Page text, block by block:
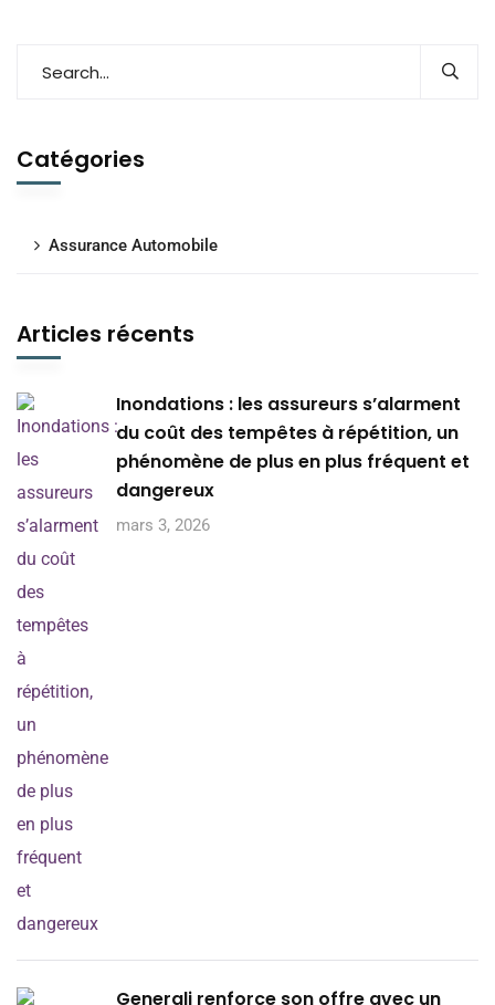
Catégories
Assurance Automobile
Articles récents
Inondations : les assureurs s’alarment
du coût des tempêtes à répétition, un
phénomène de plus en plus fréquent et
dangereux
mars 3, 2026
Generali renforce son offre avec un